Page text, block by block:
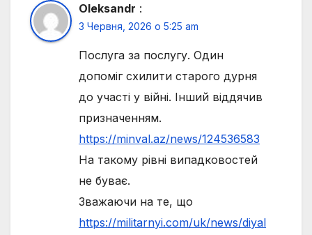
Oleksandr :
3 Червня, 2026 о 5:25 am
Послуга за послугу. Один
допоміг схилити старого дурня
до участі у війні. Інший віддячив
призначенням.
https://minval.az/news/124536583
На такому рівні випадковостей
не буває.
Зважаючи на те, що
https://militarnyi.com/uk/news/diyal